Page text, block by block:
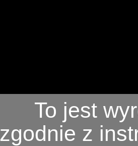
To jest
z